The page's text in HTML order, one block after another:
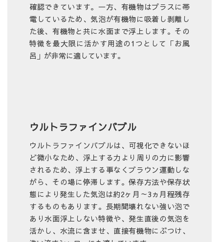
確認できています。一方、有機物はプラスに帯
電しているため、気泡が有機物に吸着し剥離し
た後、有機物と共に水面まで浮上します。その
特徴を最大限に活かす用途の1つとして「お風
呂」が非常に適しています。
ウルトラファインバブル
ウルトラファインバブルは、可視化できないほ
ど微小なため、浮上する力より周りの力に影響
されるため、浮上する事なくブラウン運動しな
がら、その場に停滞します。保存方法や保存状
態により発生した気泡は約2ヶ月～3ヵ月程残存
するものもあります。長期間壊れない強い泡で
あり水面浮上しない特徴や、発生直後の気泡を
活かし、水流に含ませ、直接有機物にぶつけ、